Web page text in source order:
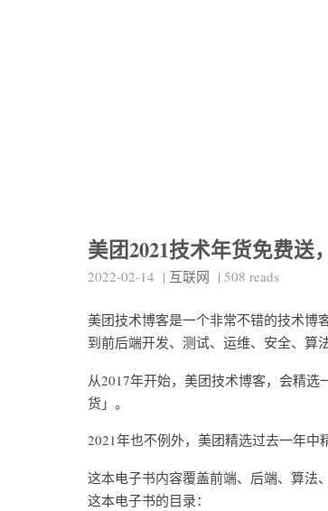
美团2021技术年货免费送
2022-02-14 | 互联网 | 508 reads
美团技术博客是一个非常不错的技术博
到前后端开发、测试、运维、安全、算
从2017年开始，美团技术博客，会精
货」。
2021年也不例外，美团精选过去一年中
这本电子书内容覆盖前端、后端、算法
这本电子书的目录：